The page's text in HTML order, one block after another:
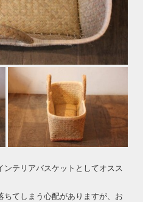
テリアバスケットとしてオスス
てしまう心配がありますが、お